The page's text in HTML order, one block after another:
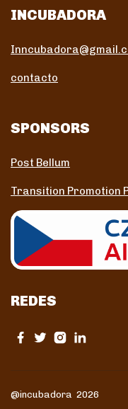
INCUBADORA
contacto
SPONSORS
Post Bellum
Transition Promotion
REDES
@incubadora 2026